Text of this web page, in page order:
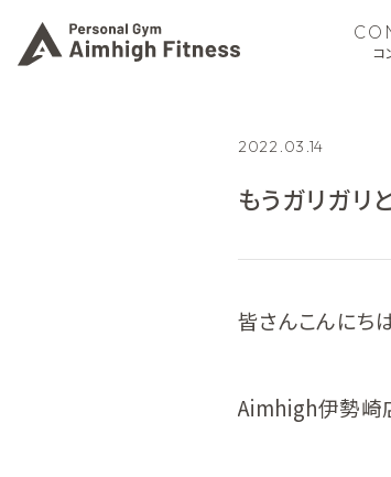
コ
2022.03.14
もうガリガ
皆さんこんにちは
Aimhigh伊勢崎